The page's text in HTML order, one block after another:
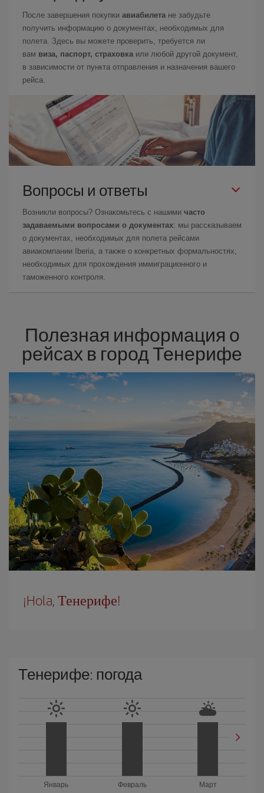
После завершения покупки авиабилета не забудьте
получить информацию о документах, необходимых для
полета. Здесь вы можете проверить, требуется ли
вам виза, паспорт, страховка или любой другой документ,
в зависимости от пункта отправления и назначения вашего
рейса.
Вопросы и ответы
Возникли вопросы? Ознакомьтесь с нашими часто
задаваемыми вопросами о документах: мы рассказываем
о документах, необходимых для полета рейсами
авиакомпании Iberia, а также о конкретных формальностях,
необходимых для прохождения иммиграционного и
таможенного контроля.
Полезная информация о
рейсах в город Тенерифе
¡Hola, Тенерифе!
Тенерифе: погода
Январь Февраль Март